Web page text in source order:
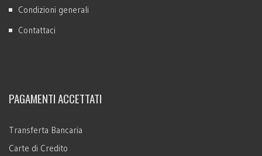
Condizioni generali
Contattaci
PAGAMENTI ACCETTATI
Transferta Bancaria
Carte di Credito